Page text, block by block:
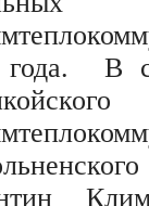
года. В